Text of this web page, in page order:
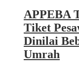
APPEBA
Tiket
Dinilai
Umrah